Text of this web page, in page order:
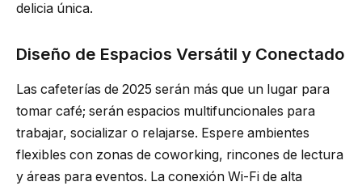
delicia única.
Diseño de Espacios Versátil y Conectado
Las cafeterías de 2025 serán más que un lugar para
tomar café; serán espacios multifuncionales para
trabajar, socializar o relajarse. Espere ambientes
flexibles con zonas de coworking, rincones de lectura
y áreas para eventos. La conexión Wi-Fi de alta